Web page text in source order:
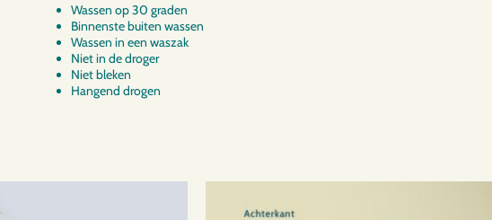
Wassen op 30 graden
Binnenste buiten wassen
Wassen in een waszak
Niet in de droger
Niet bleken
Hangend drogen